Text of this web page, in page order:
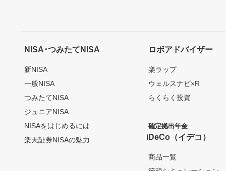
NISA･つみたてNISA
新NISA
一般NISA
つみたてNISA
ジュニアNISA
NISAをはじめるには
楽天証券NISAの魅力
ロボアドバイザー
楽ラップ
ウェルスナビ×R
らくらく投資
確定拠出年金
iDeCo（イデコ）
商品一覧